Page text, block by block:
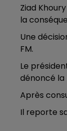
Ziad
la
Une
FM.
Le
dénoncé la
Après
Il reporte